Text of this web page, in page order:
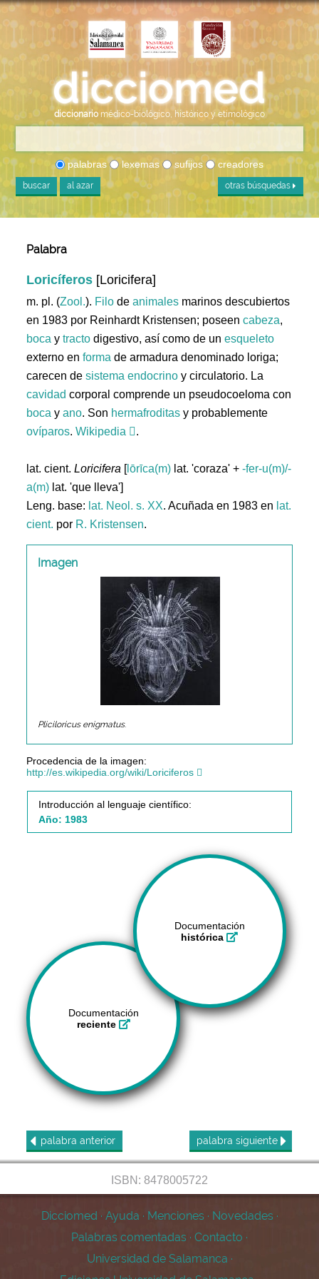
diccionario médico-biológico, histórico y etimológico
palabras lexemas sufijos creadores
buscar al azar otras búsquedas
Palabra
Loricíferos [Loricifera]
m. pl. (Zool.). Filo deanimales marinos descubiertos
en 1983 por Reinhardt Kristensen; poseencabeza,
boca ytracto digestivo, así como de unesqueleto
externo enforma de armadura denominado loriga;
carecen desistema endocrino y circulatorio. La
cavidad corporal comprende un pseudocoeloma con
boca yano. Son hermafroditas y probablemente
ovíparos.Wikipedia .
lat. cient.Loricifera [lōrīca(m) lat. 'coraza' +-fer-u(m)/-
a(m) lat. 'que lleva']
Leng. base: lat. Neol. s. XX. Acuñada en 1983 en lat.
cient. por R. Kristensen.
Imagen
Pliciloricus enigmatus.
Procedencia de la imagen:
http://es.wikipedia.org/wiki/Loriciferos
Introducción al lenguaje científico:
Año: 1983
Documentación
histórica
Documentación
reciente
palabra anterior palabra siguiente
ISBN: 8478005722
Dicciomed · Ayuda · Menciones · Novedades ·
Palabras comentadas · Contacto ·
Universidad de Salamanca ·